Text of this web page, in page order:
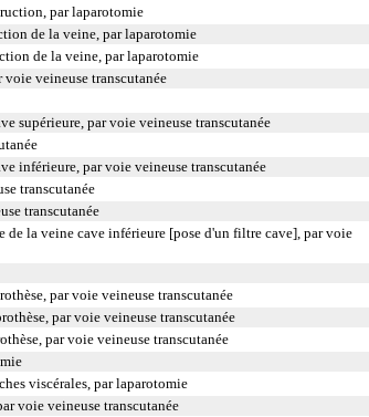
par laparotomie
de la veine, par laparotomie
de la veine, par laparotomie
veineuse transcutanée
supérieure, par voie veineuse transcutanée
inférieure, par voie veineuse transcutanée
transcutanée
transcutanée
la veine cave inférieure [pose d'un filtre cave], par voie
par voie veineuse transcutanée
par voie veineuse transcutanée
par voie veineuse transcutanée
viscérales, par laparotomie
voie veineuse transcutanée